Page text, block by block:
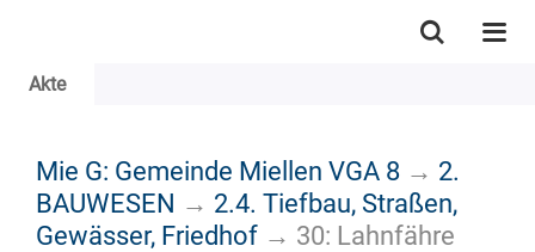
Akte
Mie G: Gemeinde Miellen VGA 8 → 2.
BAUWESEN → 2.4. Tiefbau, Straßen,
Gewässer, Friedhof → 30: Lahnfähre